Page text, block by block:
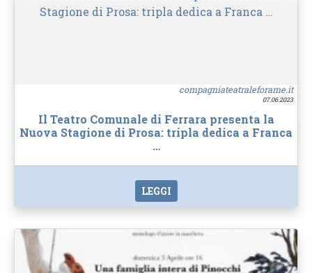
compagniateatraleforame.it
07.06.2023
Il Teatro Comunale di Ferrara presenta la
Nuova Stagione di Prosa: tripla dedica a Franca
…
LEGGI